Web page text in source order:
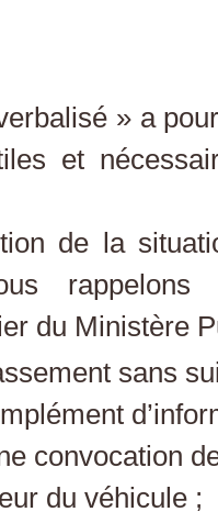
» a
et
de la
du Ministère
sans
convocation
du véhicule ;